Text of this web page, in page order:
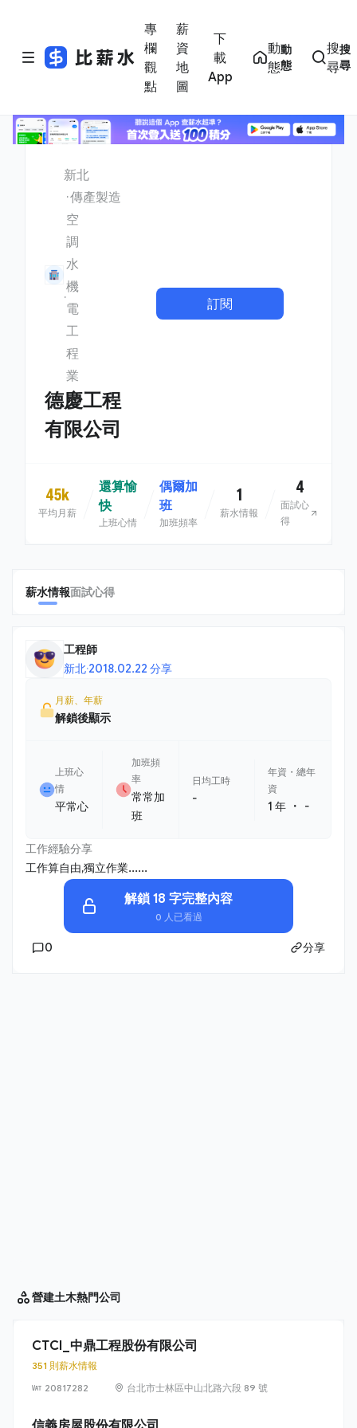
專
欄
觀
點
薪
資
地
圖
下
載
App
動
態
動
態
搜
尋
搜
尋
新北
傳產製造
空
調
水
機
電
工
程
業
德慶工程
有限公司
訂閱
45k
平均月薪
還算愉
快
上班心情
偶爾加
班
加班頻率
1
薪水情報
4
面試心
得
薪水情報面試心得
工程師
新北·2018.02.22 分享
月薪、年薪
解鎖後顯示
上班心
情
平常心
加班頻
率
常常加
班
日均工時
-
年資・總年
資
1 年 ・ -
工作經驗分享
工作算自由,獨立作業......
解鎖 18 字完整內容
0 人已看過
0 分享
營建土木熱門公司
CTCI_中鼎工程股份有限公司
351 則薪水情報
20817282
台北市士林區中山北路六段 89 號